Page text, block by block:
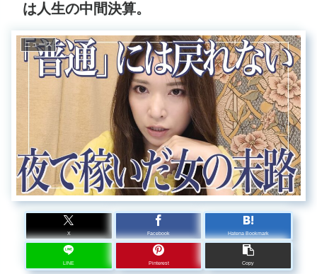
は人生の中間決算。
ニュース
X Facebook Hatena Bookmark
LINE Pinterest Copy